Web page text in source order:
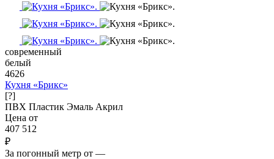
современный
белый
4626
Кухня «Брикс»
[?]
ПВХ Пластик Эмаль Акрил
Цена от
407 512
₽
За погонный метр от —